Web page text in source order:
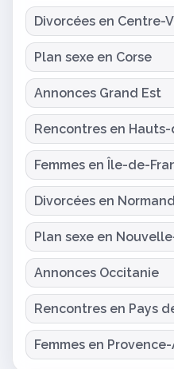
Divorcées en Centre-
Plan sexe en Corse
Annonces Grand Est
Rencontres en
Femmes en Île-de-
Divorcées en
Plan sexe en
Annonces Occitanie
Rencontres en Pays
Femmes en